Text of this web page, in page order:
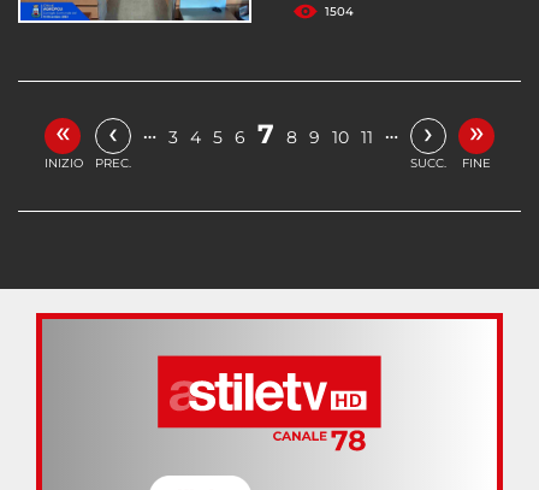
1504
«
INIZIO
‹
PREC.
… 3 4 5 6 7 8 9 10 11 … ›
SUCC.
»
FINE